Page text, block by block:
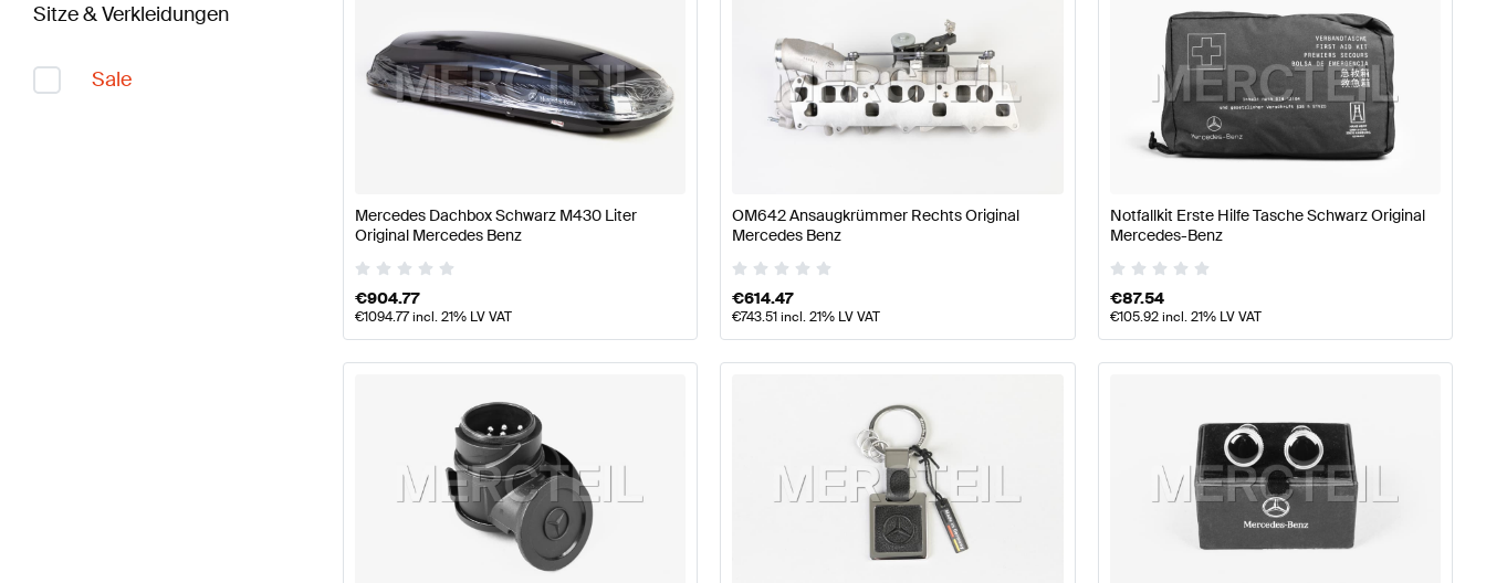
Sitze & Verkleidungen
Sale
Mercedes Dachbox Schwarz M430 Liter
Original Mercedes Benz
€904.77
€1094.77incl. 21% LV VAT
OM642 Ansaugkrümmer Rechts Original
Mercedes Benz
€614.47
€743.51incl. 21% LV VAT
Notfallkit Erste Hilfe Tasche Schwarz Original
Mercedes-Benz
€87.54
€105.92incl. 21% LV VAT